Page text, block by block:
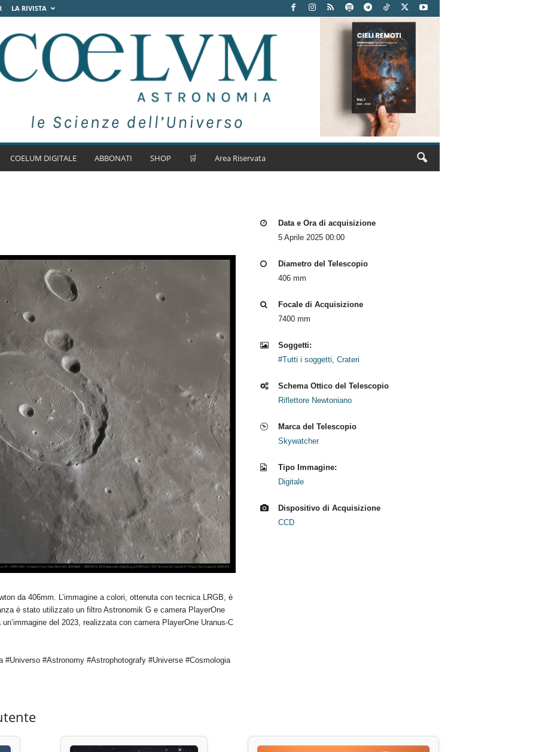
LA RIVISTA
COELUM DIGITALE ABBONATI SHOP 🛒 Area Riservata
da 406mm. L’immagine a colori, ottenuta con tecnica LRGB, è
è stato utilizzato un filtro Astronomik G e camera PlayerOne
del 2023, realizzata con camera PlayerOne Uranus-C
#Astronomy #Astrophotografy #Universe #Cosmologia
Data e Ora di acquisizione
5 Aprile 2025 00:00
Diametro del Telescopio
406 mm
Focale di Acquisizione
7400 mm
Soggetti:
#Tutti i soggetti, Crateri
Schema Ottico del Telescopio
Riflettore Newtoniano
Marca del Telescopio
Skywatcher
Tipo Immagine:
Digitale
Dispositivo di Acquisizione
CCD